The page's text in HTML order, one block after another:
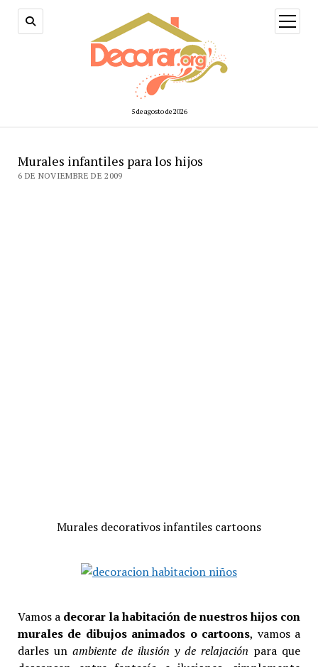
5 de agosto de 2026
abrir
menú
Murales infantiles para los hijos
6 DE NOVIEMBRE DE 2009
Murales decorativos infantiles cartoons
Vamos a decorar la habitación de nuestros hijos con
murales de dibujos animados o cartoons, vamos a
darles un ambiente de ilusión y de relajación para que